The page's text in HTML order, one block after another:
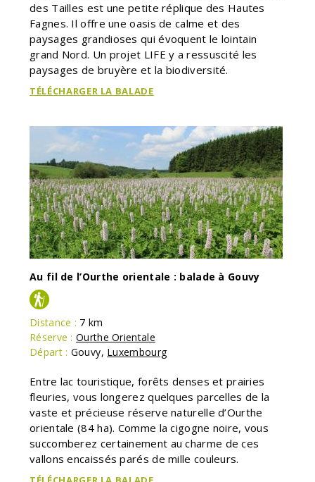
des Tailles est une petite réplique des Hautes
Fagnes. Il offre une oasis de calme et des
paysages grandioses qui évoquent le lointain
grand Nord. Un projet LIFE y a ressuscité les
paysages de bruyère et la biodiversité.
TÉLÉCHARGER LA BALADE
Au fil de l’Ourthe orientale : balade à Gouvy
Distance : 7 km
Réserve : Ourthe Orientale
Départ : Gouvy, Luxembourg
Entre lac touristique, forêts denses et prairies
fleuries, vous longerez quelques parcelles de la
vaste et précieuse réserve naturelle d’Ourthe
orientale (84 ha). Comme la cigogne noire, vous
succomberez certainement au charme de ces
vallons encaissés parés de mille couleurs.